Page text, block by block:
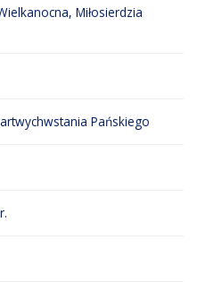
Miłosierdzia
Pańskiego